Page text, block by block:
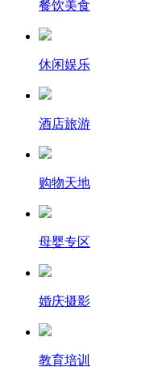
餐饮美食
休闲娱乐
酒店旅游
购物天地
母婴专区
婚庆摄影
教育培训